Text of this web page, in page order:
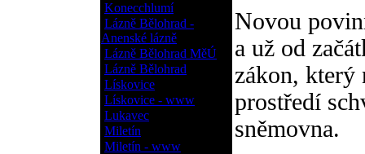
Konecchlumí
Lázně Bělohrad -
Anenské lázně
Lázně Bělohrad MěÚ
Lázně Bělohrad
Lískovice
Lískovice - www
Lukavec
Miletín
Miletín - www
Novou
a už od
zákon, který
prostředí
sněmovna.